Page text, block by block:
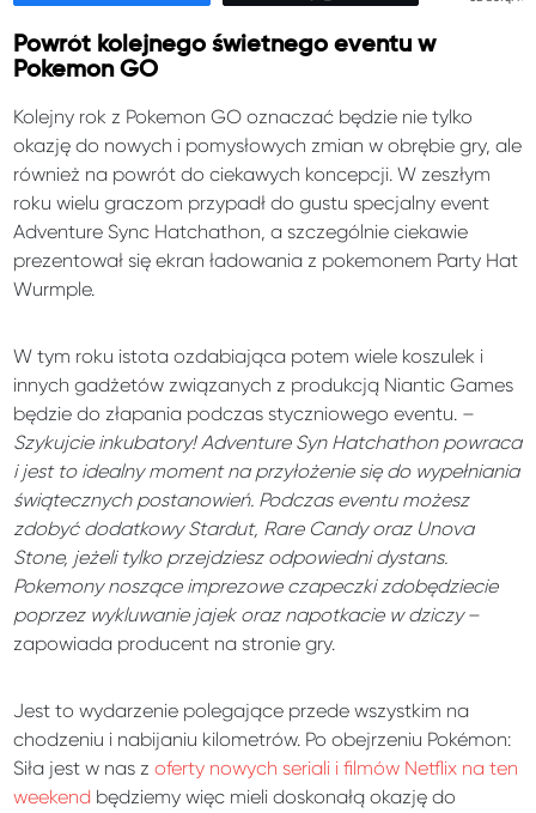
Powrót kolejnego świetnego eventu w
Pokemon GO
Kolejny rok z Pokemon GO oznaczać będzie nie tylko
okazję do nowych i pomysłowych zmian w obrębie gry, ale
również na powrót do ciekawych koncepcji. W zeszłym
roku wielu graczom przypadł do gustu specjalny event
Adventure Sync Hatchathon, a szczególnie ciekawie
prezentował się ekran ładowania z pokemonem Party Hat
Wurmple.
W tym roku istota ozdabiająca potem wiele koszulek i
innych gadżetów związanych z produkcją Niantic Games
będzie do złapania podczas styczniowego eventu. –
Szykujcie inkubatory! Adventure Syn Hatchathon powraca
i jest to idealny moment na przyłożenie się do wypełniania
świątecznych postanowień. Podczas eventu możesz
zdobyć dodatkowy Stardut, Rare Candy oraz Unova
Stone, jeżeli tylko przejdziesz odpowiedni dystans.
Pokemony noszące imprezowe czapeczki zdobędziecie
poprzez wykluwanie jajek oraz napotkacie w dziczy–
zapowiada producent na stronie gry.
Jest to wydarzenie polegające przede wszystkim na
chodzeniu i nabijaniu kilometrów. Po obejrzeniu Pokémon:
Siła jest w nas zoferty nowych seriali i filmów Netflix na ten
weekend będziemy więc mieli doskonałą okazję do